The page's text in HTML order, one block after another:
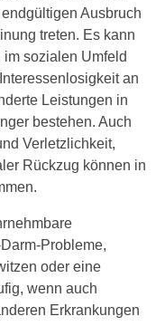
Ausbruch
treten. Es kann
sozialen Umfeld
an
Leistungen in
bestehen. Auch
Verletzlichkeit,
Rückzug können in
Probleme,
oder eine
wenn auch
Erkrankungen